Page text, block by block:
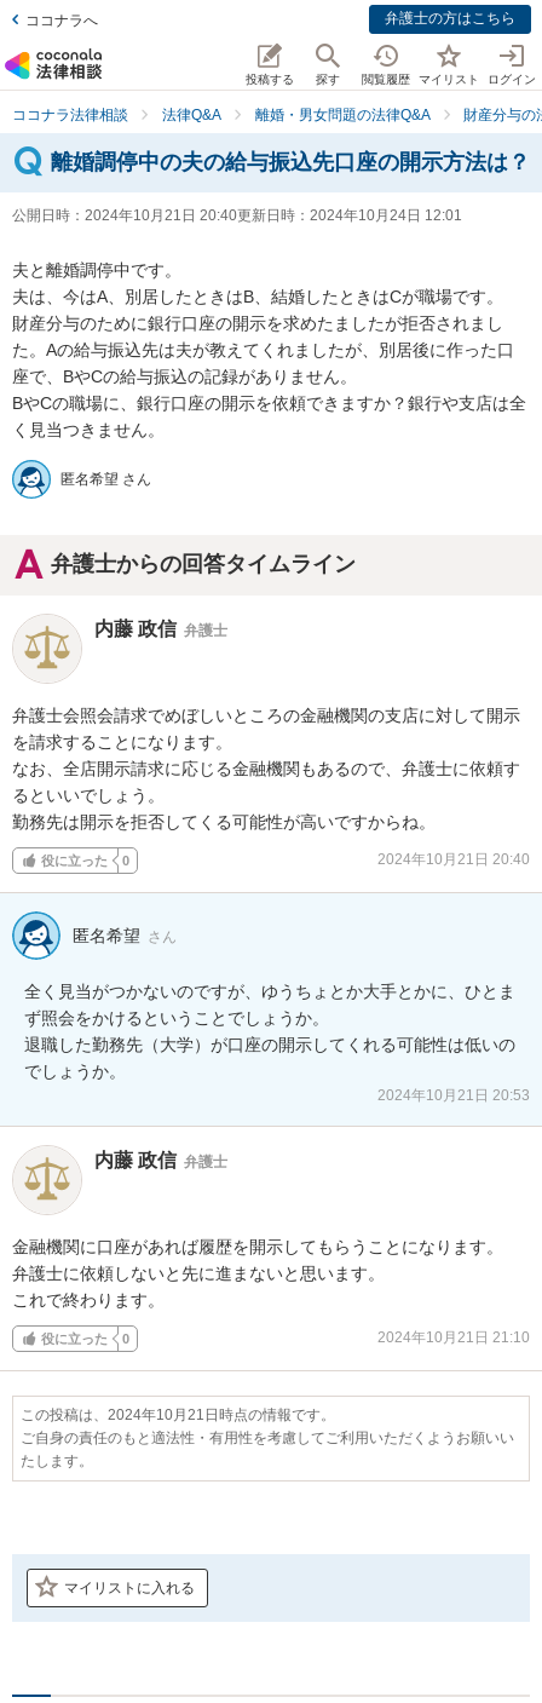
ココナラへ 弁護士の方はこちら
投稿する 探す 閲覧履歴 マイリスト ログイン
ココナラ法律相談 法律Q&A 離婚・男女問題の法律Q&A 財産分与の
離婚調停中の夫の給与振込先口座の開示方法は？
公開日時： 2024年10月21日 20:40更新日時： 2024年10月24日 12:01
夫と離婚調停中です。
夫は、今はA、別居したときはB、結婚したときはCが職場です。
財産分与のために銀行口座の開示を求めたましたが拒否されまし
た。Aの給与振込先は夫が教えてくれましたが、別居後に作った口
座で、BやCの給与振込の記録がありません。
BやCの職場に、銀行口座の開示を依頼できますか？銀行や支店は全
く見当つきません。
匿名希望 さん
弁護士からの回答タイムライン
内藤 政信 弁護士
弁護士会照会請求でめぼしいところの金融機関の支店に対して開示
を請求することになります。
なお、全店開示請求に応じる金融機関もあるので、弁護士に依頼す
るといいでしょう。
勤務先は開示を拒否してくる可能性が高いですからね。
役に立った 0 2024年10月21日 20:40
匿名希望 さん
全く見当がつかないのですが、ゆうちょとか大手とかに、ひとま
ず照会をかけるということでしょうか。
退職した勤務先（大学）が口座の開示してくれる可能性は低いの
でしょうか。
2024年10月21日 20:53
内藤 政信 弁護士
金融機関に口座があれば履歴を開示してもらうことになります。
弁護士に依頼しないと先に進まないと思います。
これで終わります。
役に立った 0 2024年10月21日 21:10
この投稿は、2024年10月21日時点の情報です。
ご自身の責任のもと適法性・有用性を考慮してご利用いただくようお願いい
たします。
マイリストに入れる